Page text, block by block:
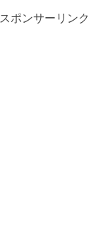
スポンサーリンク